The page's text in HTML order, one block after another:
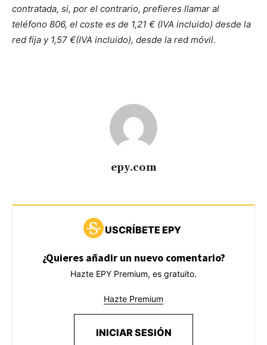
contratada, si, por el contrario, prefieres llamar al
teléfono 806, el coste es de 1,21 € (IVA incluido) desde la
red fija y 1,57 €(IVA incluido), desde la red móvil.
epy.com
USCRÍBETE EPY
¿Quieres añadir un nuevo comentario?
Hazte EPY Premium, es gratuito.
Hazte Premium
INICIAR SESIÓN